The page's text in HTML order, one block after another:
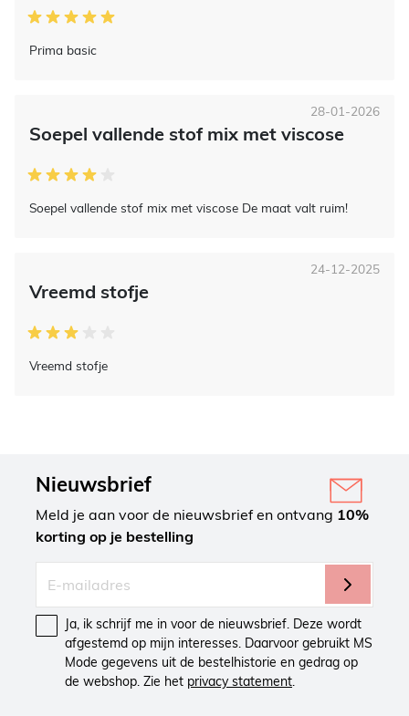
Prima basic
Soepel vallende stof mix met viscose
Soepel vallende stof mix met viscose De maat valt ruim!
28-01-2026
Vreemd stofje
Vreemd stofje
24-12-2025
Nieuwsbrief
Meld je aan voor de nieuwsbrief en ontvang 10%
korting op je bestelling
Ja, ik schrijf me in voor de nieuwsbrief. Deze wordt
afgestemd op mijn interesses. Daarvoor gebruikt MS
Mode gegevens uit de bestelhistorie en gedrag op
de webshop. Zie het privacy statement